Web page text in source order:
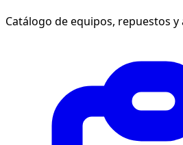
Catálogo de equipos, repuestos y